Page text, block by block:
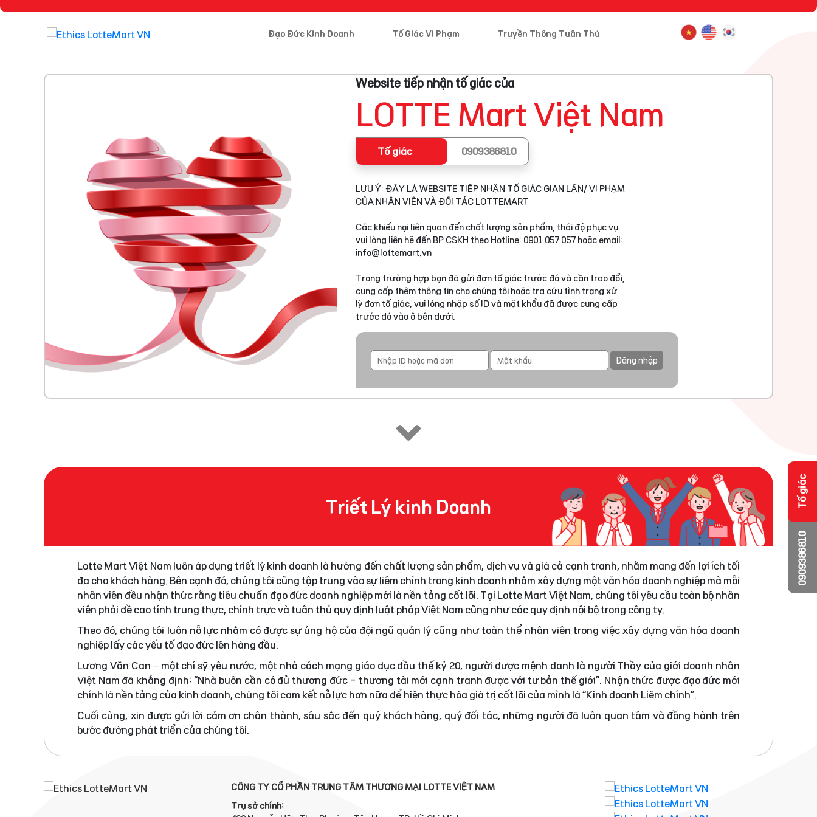
Đạo Đức Kinh Doanh Tố Giác Vi Phạm Truyền Thông Tuân Thủ
Website tiếp nhận tố giác của
LOTTE Mart Việt Nam
Tố giác 0909386810
LƯU Ý: ĐÂY LÀ WEBSITE TIẾP NHẬN TỐ GIÁC GIAN LẬN/ VI PHẠM
CỦA NHÂN VIÊN VÀ ĐỐI TÁC LOTTEMART
Các khiếu nại liên quan đến chất lượng sản phẩm, thái độ phục vụ
vui lòng liên hệ đến BP CSKH theo Hotline: 0901 057 057 hoặc email:
info@lottemart.vn
Trong trường hợp bạn đã gửi đơn tố giác trước đó và cần trao đổi,
cung cấp thêm thông tin cho chúng tôi hoặc tra cứu tình trạng xử
lý đơn tố giác, vui lòng nhập số ID và mật khẩu đã được cung cấp
trước đó vào ô bên dưới.
Đăng nhập
Triết Lý kinh Doanh
Lotte Mart Việt Nam luôn áp dụng triết lý kinh doanh là hướng đến chất lượng sản phẩm, dịch vụ và giá cả cạnh tranh, nhằm mang đến lợi ích tối
đa cho khách hàng. Bên cạnh đó, chúng tôi cũng tập trung vào sự liêm chính trong kinh doanh nhằm xây dựng một văn hóa doanh nghiệp mà mỗi
nhân viên đều nhận thức rằng tiêu chuẩn đạo đức doanh nghiệp mới là nền tảng cốt lõi. Tại Lotte Mart Việt Nam, chúng tôi yêu cầu toàn bộ nhân
viên phải đề cao tính trung thực, chính trực và tuân thủ quy định luật pháp Việt Nam cũng như các quy định nội bộ trong công ty.
Theo đó, chúng tôi luôn nỗ lực nhằm có được sự ủng hộ của đội ngũ quản lý cũng như toàn thể nhân viên trong việc xây dựng văn hóa doanh
nghiệp lấy các yếu tố đạo đức lên hàng đầu.
Lương Văn Can – một chí sỹ yêu nước, một nhà cách mạng giáo dục đầu thế kỷ 20, người được mệnh danh là người Thầy của giới doanh nhân
Việt Nam đã khẳng định: “Nhà buôn cần có đủ thương đức - thương tài mới cạnh tranh được với tư bản thế giới”. Nhận thức được đạo đức mới
chính là nền tảng của kinh doanh, chúng tôi cam kết nỗ lực hơn nữa để hiện thực hóa giá trị cốt lõi của mình là “Kinh doanh Liêm chính”.
Cuối cùng, xin được gửi lời cảm ơn chân thành, sâu sắc đến quý khách hàng, quý đối tác, những người đã luôn quan tâm và đồng hành trên
bước đường phát triển của chúng tôi.
CÔNG TY CỔ PHẦN TRUNG TÂM THƯƠNG MẠI LOTTE VIỆT NAM
Trụ sở chính:
0909386810
Tố giác